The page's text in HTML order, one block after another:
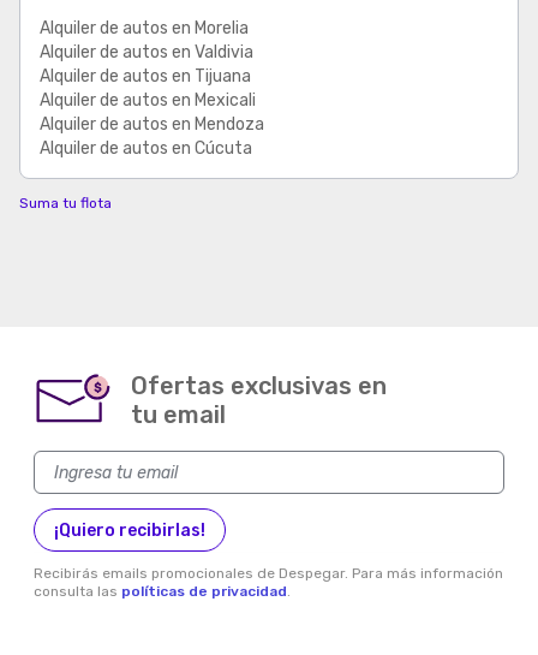
Alquiler de autos en Morelia
Alquiler de autos en Valdivia
Alquiler de autos en Tijuana
Alquiler de autos en Mexicali
Alquiler de autos en Mendoza
Alquiler de autos en Cúcuta
Suma tu flota
$
Ofertas exclusivas en
tu email
¡Quiero recibirlas!
Recibirás emails promocionales de Despegar. Para más información
consulta las políticas de privacidad.